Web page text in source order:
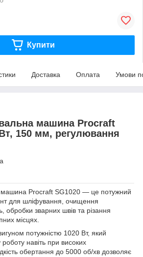
Купити
Доставка Оплата Умови
машина Procraft
150 мм, регулювання
Procraft SG1020 — це потужний
для шліфування, очищення
обробки зварних швів та різання
місцях.
потужністю 1020 Вт, який
роботу навіть при високих
обертання до 5000 об/хв дозволяє